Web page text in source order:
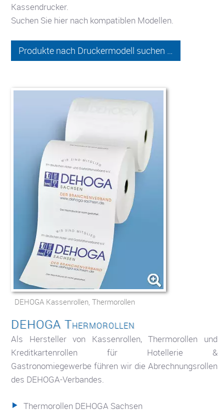
Kassendrucker.
Suchen Sie hier nach kompatiblen Modellen.
Produkte nach Druckermodell suchen …
DEHOGA Kassenrollen, Thermorollen
DEHOGA Thermorollen
Als Hersteller von Kassenrollen, Thermorollen und
Kreditkartenrollen für Hotellerie &
Gastronomiegewerbe führen wir die Abrechnungsrollen
des DEHOGA-Verbandes.
Thermorollen DEHOGA Sachsen